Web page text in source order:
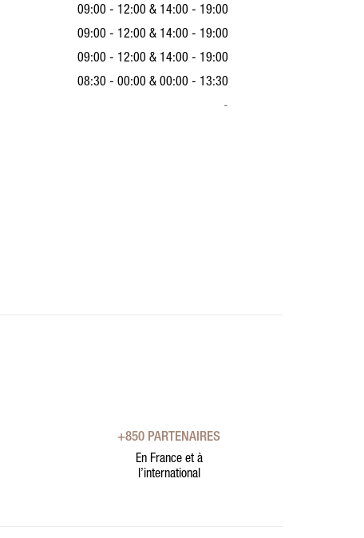
09:00 - 12:00 & 14:00 - 19:00
09:00 - 12:00 & 14:00 - 19:00
09:00 - 12:00 & 14:00 - 19:00
08:30 - 00:00 & 00:00 - 13:30
-
+850 PARTENAIRES
En France et à
l’international